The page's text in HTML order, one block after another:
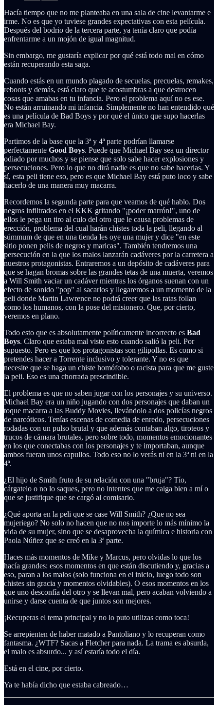
Hacía tiempo que no me planteaba en una sala de cine levantarme e
irme. No es que yo tuviese grandes expectativas con esta película.
Después del bodrio de la tercera parte, ya tenía claro que podía
enfrentarme a un mojón de igual magnitud.
Sin embargo, me gustaría explicar por qué está todo mal en cómo
están recuperando esta saga.
Cuando estás en un mundo plagado de secuelas, precuelas, remakes,
reboots y demás, está claro que te acostumbras a que destrocen
cosas que amabas en tu infancia. Pero el problema aquí no es ese.
No están arruinando mi infancia. Simplemente no han entendido qué
es una película de Bad Boys y por qué el único que supo hacerlas
era Michael Bay.
Partimos de la base que la 3ª y 4ª parte podrían llamarse
perfectamente Good Boys. Puede que Michael Bay sea un director
odiado por muchos y se piense que solo sabe hacer explosiones y
persecuciones. Pero lo que no dirá nadie es que no sabe hacerlas. Y
sí, esta peli tiene eso, pero es que Michael Bay está puto loco y sabe
hacerlo de una manera muy macarra.
Recordemos la segunda parte para que veamos de qué hablo. Dos
negros infiltrados en el KKK gritando "¡poder marrón!", uno de
ellos le pega un tiro al culo del otro que le causa problemas de
erección, problema del cual harán chistes toda la peli, llegando al
súmmum de que en una tienda les oye una mujer y dice "en este
sitio ponen pelis de negros y maricas". También tendremos una
persecución en la que los malos lanzarán cadáveres por la carretera a
nuestros protagonistas. Entraremos a un depósito de cadáveres para
que se hagan bromas sobre las grandes tetas de una muerta, veremos
a Will Smith vaciar un cadáver mientras los órganos suenan con un
efecto de sonido "pop" al sacarlos y llegaremos a un momento de la
peli donde Martin Lawrence no podrá creer que las ratas follan
como los humanos, con la pose del misionero. Que, por cierto,
veremos en plano.
Todo esto que es absolutamente políticamente incorrecto es Bad
Boys. Claro que estaba mal visto esto cuando salió la peli. Por
supuesto. Pero es que los protagonistas son gilipollas. Es como si
pretendes hacer a Torrente inclusivo y tolerante. Y no es que
necesite que se haga un chiste homófobo o racista para que me guste
la peli. Eso es una chorrada prescindible.
El problema es que no saben jugar con los personajes y su universo.
Michael Bay era un niño jugando con dos personajes que daban un
toque macarra a las Buddy Movies, llevándolo a dos policías negros
de narcóticos. Tenías escenas de comedia de enredo, persecuciones
rodadas con un pulso brutal y que además contaban algo, tiroteos y
trucos de cámara brutales, pero sobre todo, momentos emocionantes
en los que conectabas con los personajes y te importaban, aunque
ambos fueran unos capullos. Todo eso no lo verás ni en la 3ª ni en la
4ª.
¿El hijo de Smith fruto de su relación con una "bruja"? Tío,
cárgatelo o no lo saques, pero no intentes que me caiga bien a mí o
que se justifique que se cargó al comisario.
¿Qué aporta en la peli que se case Will Smith? ¿Que no sea
mujeriego? No solo no hacen que no nos importe lo más mínimo la
vida de su mujer, sino que se desaprovecha la química e historia con
Paola Núñez que se creó en la 3ª parte.
Haces más momentos de Mike y Marcus, pero olvidas lo que los
hacía grandes: esos momentos en que están discutiendo y, gracias a
eso, paran a los malos (solo funciona en el inicio, luego todo son
chistes sin gracia y momentos olvidables). O esos momentos en los
que uno desconfía del otro y se llevan mal, pero acaban volviendo a
unirse y darse cuenta de que juntos son mejores.
¡Recuperas el tema principal y no lo puto utilizas como toca!
Se arrepienten de haber matado a Pantoliano y lo recuperan como
fantasma. ¿WTF? Sacas a Fletcher para nada. La trama es absurda,
el malo es absurdo... y así estaría todo el día.
Está en el cine, por cierto.
Ya te había dicho que estaba cabreado…